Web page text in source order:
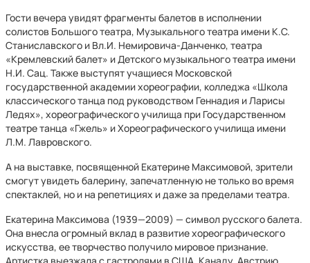
Гости вечера увидят фрагменты балетов в исполнении
солистов Большого театра, Музыкального театра имени К.С.
Станиславского и Вл.И. Немировича-Данченко, театра
«Кремлевский балет» и Детского музыкального театра имени
Н.И. Сац. Также выступят учащиеся Московской
государственной академии хореографии, колледжа «Школа
классического танца под руководством Геннадия и Ларисы
Ледях», хореографического училища при Государственном
театре танца «Гжель» и Хореографического училища имени
Л.М. Лавровского.
А на выставке, посвященной Екатерине Максимовой, зрители
смогут увидеть балерину, запечатленную не только во время
спектаклей, но и на репетициях и даже за пределами театра.
Екатерина Максимова (1939—2009) — символ русского балета.
Она внесла огромный вклад в развитие хореографического
искусства, ее творчество получило мировое признание.